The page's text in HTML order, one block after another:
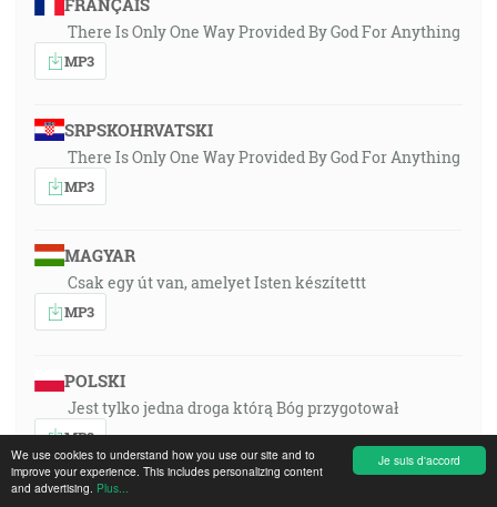
Je suis d'accord
We use cookies to understand how you use our site and to
improve your experience. This includes personalizing content
and advertising. Plus...
FRANÇAIS
There Is Only One Way Provided By God For Anything
MP3
SRPSKOHRVATSKI
There Is Only One Way Provided By God For Anything
MP3
MAGYAR
Csak egy út van, amelyet Isten készítettt
MP3
POLSKI
Jest tylko jedna droga którą Bóg przygotował
MP3